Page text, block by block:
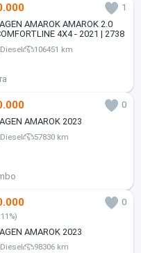
1
AMAROK AMAROK 2.0
4X4 - 2021 | 2738
Diesel 106451 km
0
AMAROK 2023
Diesel 57830 km
0
AMAROK 2023
Diesel 98306 km